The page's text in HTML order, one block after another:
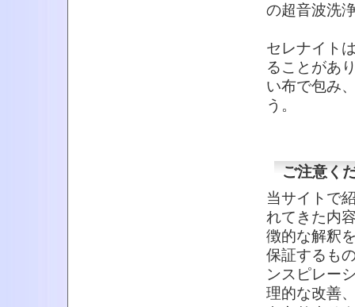
の超音波洗
セレナイト
ることがあ
い布で包み
う。
ご注意く
当サイトで
れてきた内
徴的な解釈
保証するも
ンスピレー
理的な改善